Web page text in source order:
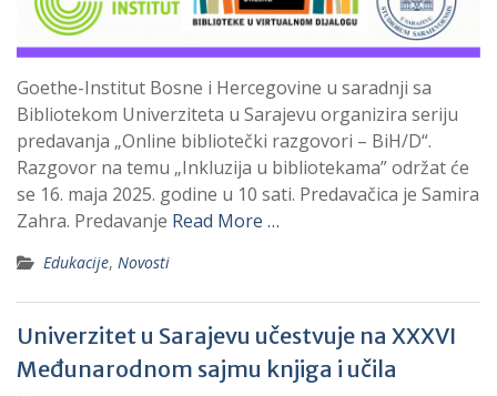
Goethe-Institut Bosne i Hercegovine u saradnji sa
Bibliotekom Univerziteta u Sarajevu organizira seriju
predavanja „Online bibliotečki razgovori – BiH/D“.
Razgovor na temu „Inkluzija u bibliotekama” održat će
se 16. maja 2025. godine u 10 sati. Predavačica je Samira
Zahra. Predavanje Read More …
Edukacije, Novosti
Univerzitet u Sarajevu učestvuje na XXXVI
Međunarodnom sajmu knjiga i učila